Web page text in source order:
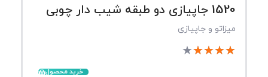
1520 جاپیازی دو طبقه شیب دار چوبی
میزاتو و جاپیازی
★
★
★
★
★
خرید محصول